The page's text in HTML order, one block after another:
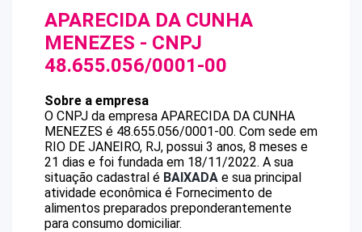
APARECIDA DA CUNHA
MENEZES - CNPJ
48.655.056/0001-00
Sobre a empresa
O CNPJ da empresa APARECIDA DA CUNHA
MENEZES é 48.655.056/0001-00. Com sede em
RIO DE JANEIRO, RJ, possui 3 anos, 8 meses e
21 dias e foi fundada em 18/11/2022. A sua
situação cadastral é BAIXADA e sua principal
atividade econômica é Fornecimento de
alimentos preparados preponderantemente
para consumo domiciliar.